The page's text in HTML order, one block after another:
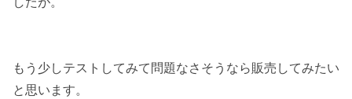
もう少しテストしてみて問題なさそうなら販売してみたい
と思います。